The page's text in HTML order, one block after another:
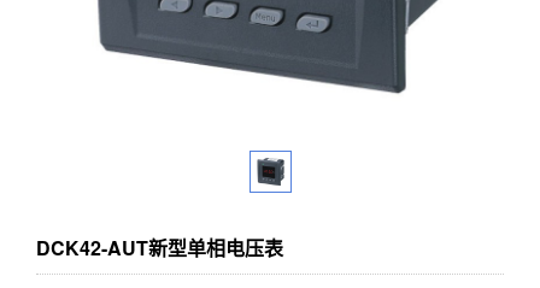
DCK42-AUT新型单相电压表